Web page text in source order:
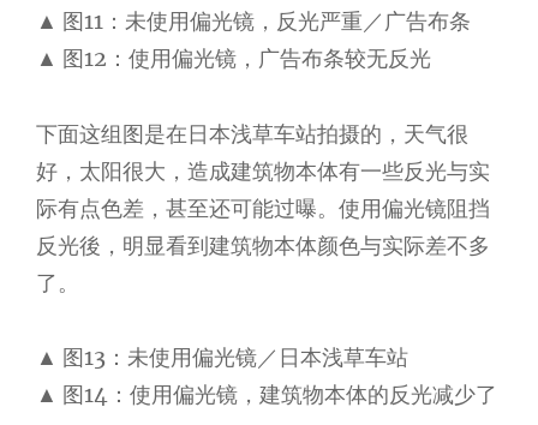
▲ 图11：未使用偏光镜，反光严重／广告布条
▲ 图12：使用偏光镜，广告布条较无反光
下面这组图是在日本浅草车站拍摄的，天气很
好，太阳很大，造成建筑物本体有一些反光与实
际有点色差，甚至还可能过曝。使用偏光镜阻挡
反光後，明显看到建筑物本体颜色与实际差不多
了。
▲ 图13：未使用偏光镜／日本浅草车站
▲ 图14：使用偏光镜，建筑物本体的反光减少了